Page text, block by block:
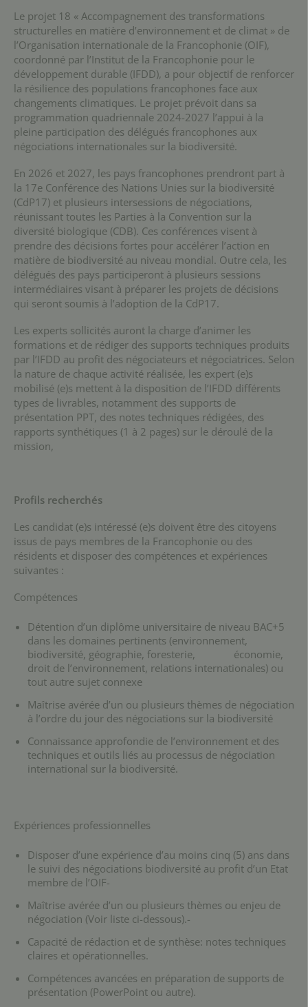
Le projet 18 « Accompagnement des transformations
structurelles en matière d’environnement et de climat » de
l’Organisation internationale de la Francophonie (OIF),
coordonné par l’Institut de la Francophonie pour le
développement durable (IFDD), a pour objectif de renforcer
la résilience des populations francophones face aux
changements climatiques. Le projet prévoit dans sa
programmation quadriennale 2024-2027 l’appui à la
pleine participation des délégués francophones aux
négociations internationales sur la biodiversité.
En 2026 et 2027, les pays francophones prendront part à
la 17e Conférence des Nations Unies sur la biodiversité
(CdP17) et plusieurs intersessions de négociations,
réunissant toutes les Parties à la Convention sur la
diversité biologique (CDB). Ces conférences visent à
prendre des décisions fortes pour accélérer l’action en
matière de biodiversité au niveau mondial. Outre cela, les
délégués des pays participeront à plusieurs sessions
intermédiaires visant à préparer les projets de décisions
qui seront soumis à l’adoption de la CdP17.
Les experts sollicités auront la charge d’animer les
formations et de rédiger des supports techniques produits
par l’IFDD au profit des négociateurs et négociatrices. Selon
la nature de chaque activité réalisée, les expert (e)s
mobilisé (e)s mettent à la disposition de l’IFDD différents
types de livrables, notamment des supports de
présentation PPT, des notes techniques rédigées, des
rapports synthétiques (1 à 2 pages) sur le déroulé de la
mission,
Profils recherchés
Les candidat (e)s intéressé (e)s doivent être des citoyens
issus de pays membres de la Francophonie ou des
résidents et disposer des compétences et expériences
suivantes :
Compétences
Détention d’un diplôme universitaire de niveau BAC+5
dans les domaines pertinents (environnement,
biodiversité, géographie, foresterie, économie,
droit de l’environnement, relations internationales) ou
tout autre sujet connexe
Maîtrise avérée d’un ou plusieurs thèmes de négociation
à l’ordre du jour des négociations sur la biodiversité
Connaissance approfondie de l’environnement et des
techniques et outils liés au processus de négociation
international sur la biodiversité.
Expériences professionnelles
Disposer d’une expérience d’au moins cinq (5) ans dans
le suivi des négociations biodiversité au profit d’un Etat
membre de l’OIF-
Maîtrise avérée d’un ou plusieurs thèmes ou enjeu de
négociation (Voir liste ci-dessous).-
Capacité de rédaction et de synthèse: notes techniques
claires et opérationnelles.
Compétences avancées en préparation de supports de
présentation (PowerPoint ou autre).